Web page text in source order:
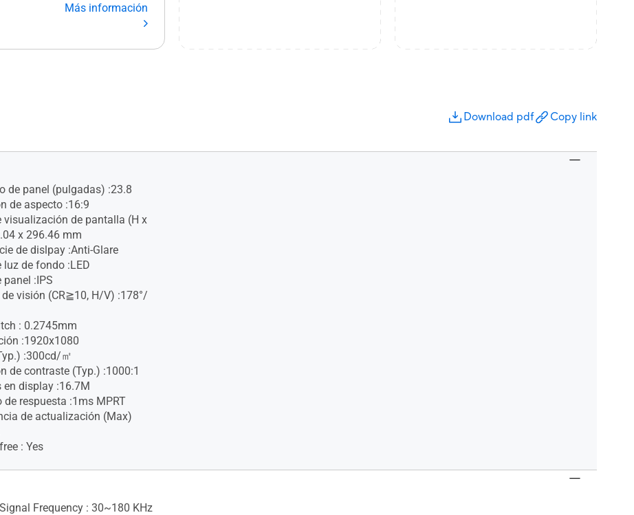
Más información
Download pdf Copy link
de panel (pulgadas) :23.8
de aspecto :16:9
visualización de pantalla (H x
x 296.46 mm
de dislpay :Anti-Glare
luz de fondo :LED
panel :IPS
visión (CR≧10, H/V) :178°/
: 0.2745mm
:1920x1080
:300cd/㎡
de contraste (Typ.) :1000:1
en display :16.7M
de respuesta :1ms MPRT
de actualización (Max)
: Yes
Frequency : 30~180 KHz